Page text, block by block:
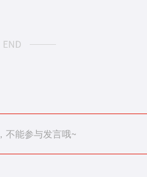
，不能参与发言哦~